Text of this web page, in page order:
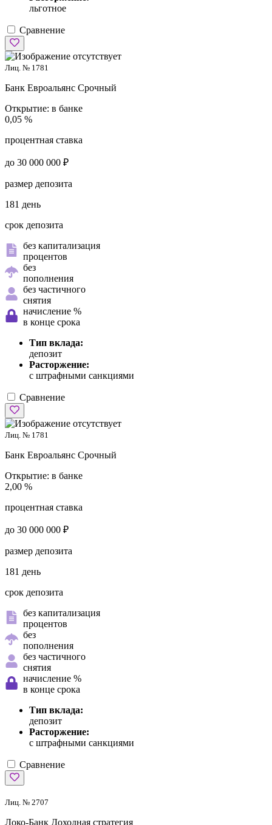
льготное
Сравнение
Лиц. № 1781
Банк Евроальянс Срочный
Открытие: в банке
0,05 %
процентная ставка
до 30 000 000 ₽
размер депозита
181 день
срок депозита
без капитализация
процентов
без
пополнения
без частичного
снятия
начисление %
в конце срока
Тип вклада:
депозит
Расторжение:
с штрафными санкциями
Сравнение
Лиц. № 1781
Банк Евроальянс Срочный
Открытие: в банке
2,00 %
процентная ставка
до 30 000 000 ₽
размер депозита
181 день
срок депозита
без капитализация
процентов
без
пополнения
без частичного
снятия
начисление %
в конце срока
Тип вклада:
депозит
Расторжение:
с штрафными санкциями
Сравнение
Лиц. № 2707
Локо-Банк Доходная стратегия